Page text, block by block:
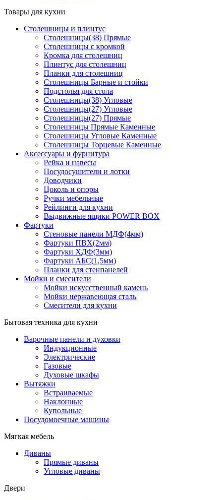
Товары для кухни
Столешницы и плинтус
Столешницы(38) Прямые
Столешницы с кромкой
Кромка для столешниц
Плинтус для столешниц
Планки для столешниц
Столешницы Барные и стойки
Подстолья для стола
Столешницы(38) Угловые
Столешницы(27) Угловые
Столешницы(27) Прямые
Столешницы Прямые Каменные
Столешницы Угловые Каменные
Столешницы Торцевые Каменные
Аксессуары и фурнитура
Рейка и навесы
Посудосушители и лотки
Доводчики
Цоколь и опоры
Ручки мебельные
Рейлинги для кухни
Выдвижные ящики POWER BOX
Фартуки
Стеновые панели МДФ(4мм)
Фартуки ПВХ(2мм)
Фартуки ХДФ(3мм)
Фартуки АБС(1,5мм)
Планки для стенпанелей
Мойки и смесители
Мойки искусственный камень
Мойки нержавеющая сталь
Смесители для кухни
Бытовая техника для кухни
Варочные панели и духовки
Индукционные
Электрические
Газовые
Духовые шкафы
Вытяжки
Встраиваемые
Наклонные
Купольные
Посудомоечные машины
Мягкая мебель
Диваны
Прямые диваны
Угловые диваны
Двери